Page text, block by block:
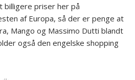
billigere priser her på
af Europa, så der er penge at
Mango og Massimo Dutti blandt
også den engelske shopping